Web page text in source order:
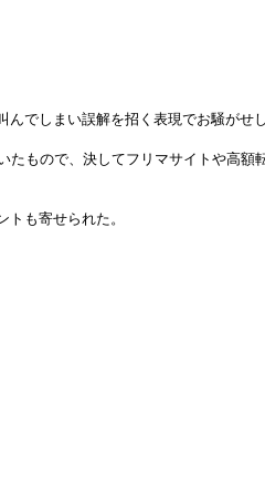
でしまい誤解を招く表現でお騒がせ
もので、決してフリマサイトや高額
も寄せられた。